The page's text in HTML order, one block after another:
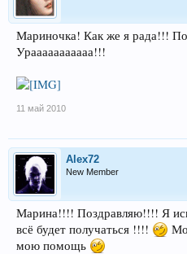
Мариночка! Как же я рада!!!
Урааааааааааа!!!
11 май 2010
Alex72
New Member
Марина!!!! Поздравляю!!!! Я
всё будет получаться !!!!
мою помощь